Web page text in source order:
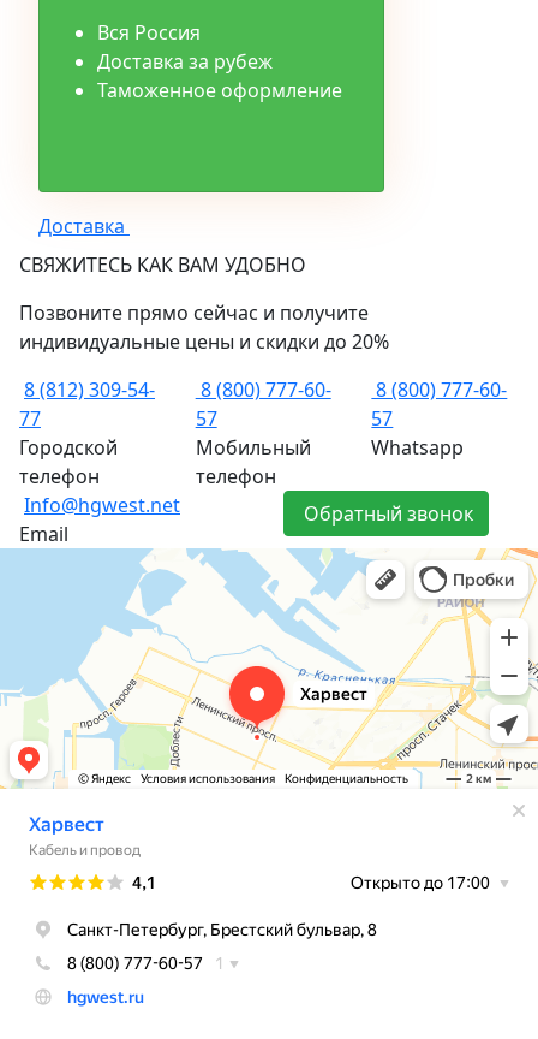
Вся Россия
Доставка за рубеж
Таможенное оформление
Доставка
СВЯЖИТЕСЬ КАК ВАМ УДОБНО
Позвоните прямо сейчас и получите
индивидуальные цены и скидки до 20%
8 (812) 309-54-
77
Городской
телефон
8 (800) 777-60-
57
Мобильный
телефон
8 (800) 777-60-
57
Whatsapp
Info@hgwest.net
Email
Обратный звонок